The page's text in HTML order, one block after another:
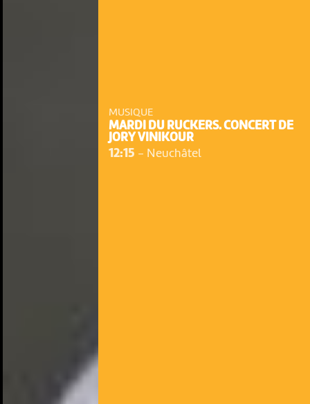
MUSIQUE
MARDI DU RUCKERS. CONCERT DE
JORY VINIKOUR
12:15 - Neuchâtel